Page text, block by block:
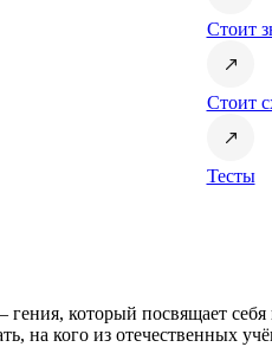
Стоит
Стоит
Тесты
который посвящает
на кого из